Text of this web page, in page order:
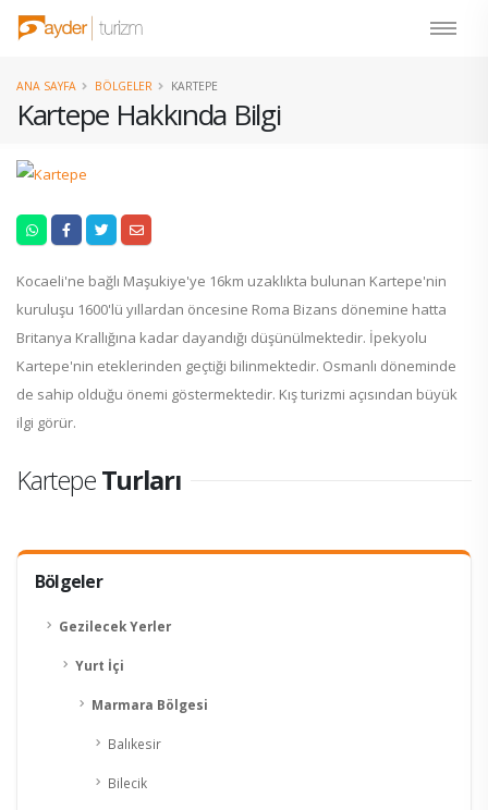
Kartepe Hakkında Bilgi
ANA SAYFA BÖLGELER KARTEPE
Bölgeler
Gezilecek Yerler
Yurt İçi
Marmara Bölgesi
Balıkesir
Bilecik
Kocaeli'ne bağlı Maşukiye'ye 16km uzaklıkta bulunan Kartepe'nin
kuruluşu 1600'lü yıllardan öncesine Roma Bizans dönemine hatta
Britanya Krallığına kadar dayandığı düşünülmektedir. İpekyolu
Kartepe'nin eteklerinden geçtiği bilinmektedir. Osmanlı döneminde
de sahip olduğu önemi göstermektedir. Kış turizmi açısından büyük
ilgi görür.
KartepeTurları